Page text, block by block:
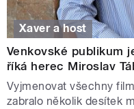
Xaver a host
Venkovské publikum
říká herec Miroslav
Vyjmenovat všechny
zabralo několik desítek